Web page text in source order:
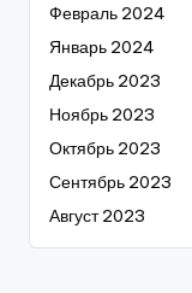
Февраль 2024
Январь 2024
Декабрь 2023
Ноябрь 2023
Октябрь 2023
Сентябрь 2023
Август 2023